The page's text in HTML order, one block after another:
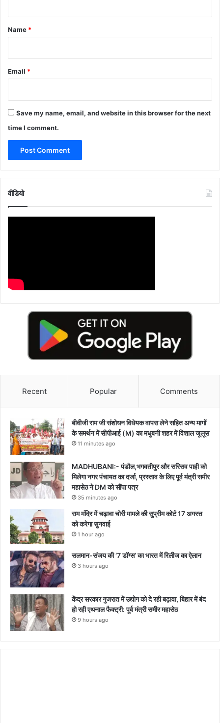
*
Name *
Email *
Save my name, email, and website in this browser for the next
time I comment.
वीडियो
Recent Popular Comments
बीवीजी राम जी संशोधन विधेयक वापस लेने सहित अन्य मागों
के समर्थन में सीपीआई (M) का मधुबनी शहर में विशाल जूलूस
11 minutes ago
MADHUBANI:- पंडौल,भगवतीपुर और सरिसव पाही को
मिलेगा नगर पंचायत का दर्जा, प्रस्ताव के लिए पूर्व मंत्री समीर
महासेठ ने DM को सौंपा पत्र
35 minutes ago
राम मंदिर में चढ़ावा चोरी मामले की सुप्रीम कोर्ट 17 अगस्त
को करेगा सुनवाई
1 hour ago
सलमान-संजय की ‘7 डॉग्स’ का भारत में रिलीज का ऐलान
3 hours ago
केंद्र सरकार गुजरात में उद्योग को दे रही बढ़ावा, बिहार में बंद
हो रही एथनाल फैक्ट्री: पूर्व मंत्री समीर महासेठ
9 hours ago